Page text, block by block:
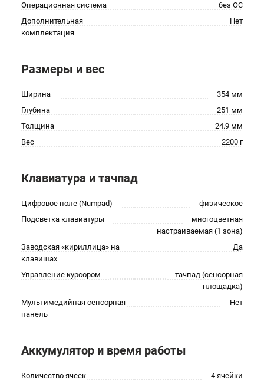
Операционная система
без ОС
Дополнительная
комплектация
Нет
Размеры и вес
Ширина
354 мм
Глубина
251 мм
Толщина
24.9 мм
Вес
2200 г
Клавиатура и тачпад
Цифровое поле (Numpad)
физическое
Подсветка клавиатуры
многоцветная
настраиваемая (1 зона)
Заводская «кириллица» на
клавишах
Да
Управление курсором
тачпад (сенсорная
площадка)
Мультимедийная сенсорная
панель
Нет
Аккумулятор и время работы
Количество ячеек
4 ячейки